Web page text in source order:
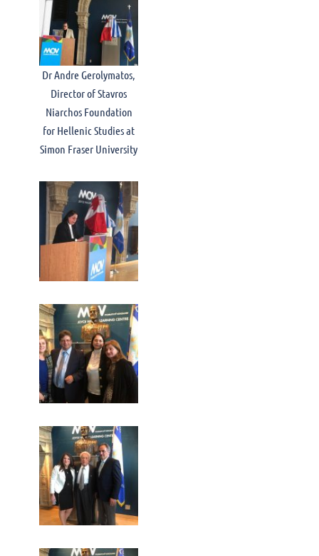
Dr Andre Gerolymatos,
Director of Stavros
Niarchos Foundation
for Hellenic Studies at
Simon Fraser University